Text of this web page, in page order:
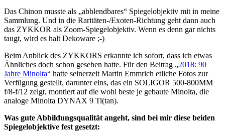
Das Chinon musste als „abblendbares“ Spiegelobjektiv mit in meine
Sammlung. Und in die Raritäten-/Exoten-Richtung geht dann auch
das ZYKKOR als Zoom-Spiegelobjektiv. Wenn es denn gar nichts
taugt, wird es halt Dekoware ;-)
Beim Anblick des ZYKKORS erkannte ich sofort, dass ich etwas
Ähnliches doch schon gesehen hatte. Für den Beitrag „2018: 90
Jahre Minolta“ hatte seinerzeit Martin Emmrich etliche Fotos zur
Verfügung gestellt, darunter eins, das ein SOLIGOR 500-800MM
f/8-f/12 zeigt, montiert auf die wohl beste je gebaute Minolta, die
analoge Minolta DYNAX 9 Ti(tan).
Was gute Abbildungsqualität angeht, sind bei mir diese beiden
Spiegelobjektive fest gesetzt: